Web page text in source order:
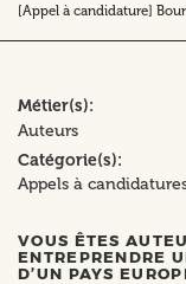
[Appel à candidature]
Métier(s)
Auteurs
Catégorie(s)
Appels à
VOUS ÊTES
ENTREPRENDRE
D’UN PAYS